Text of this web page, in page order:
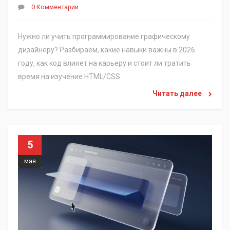
0 Комментарии
Нужно ли учить программирование графическому
дизайнеру? Разбираем, какие навыки важны в 2026
году, как код влияет на карьеру и стоит ли тратить
время на изучение HTML/CSS.
Читать далее
5
мая